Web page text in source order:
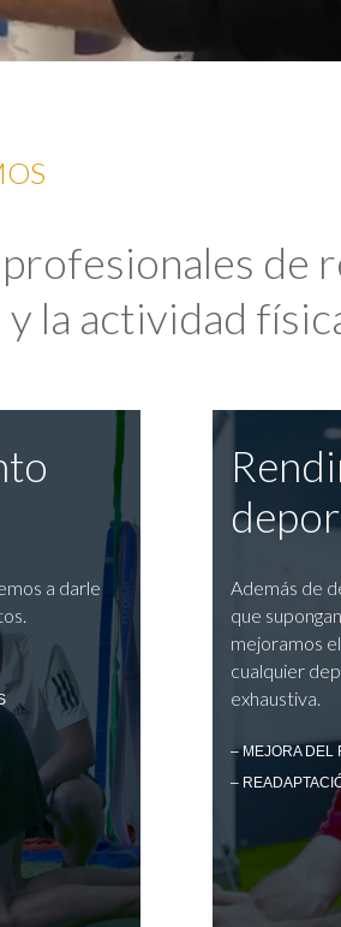
de
la actividad
a darle
Además de
que
mejoramos
cualquier
exhaustiva.
– MEJORA DEL
–